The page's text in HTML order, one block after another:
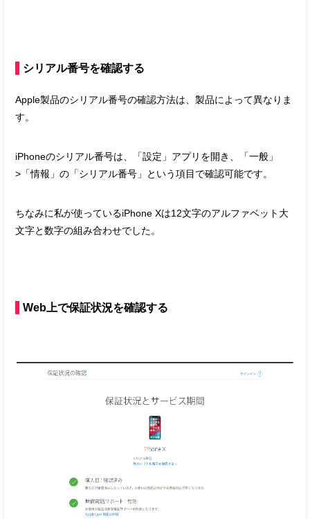
シリアル番号を確認する
Apple製品のシリアル番号の確認方法は、製品によって異なりま
す。
iPhoneのシリアル番号は、「設定」アプリを開き、「一般」
>「情報」の「シリアル番号」という項目で確認可能です。
ちなみに私が使っているiPhone Xは12文字のアルファベット大
文字と数字の組み合わせでした。
Web上で保証状況を確認する